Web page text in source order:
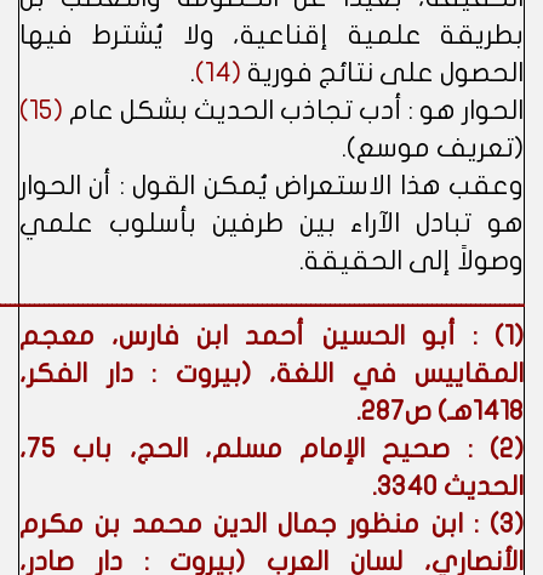
بطريقة علمية إقناعية، ولا يُشترط فيها
الحصول على نتائج فورية (14)
.
الحوار هو : أدب تجاذب الحديث بشكل عام (15)
(تعريف موسع).
وعقب هذا الاستعراض يُمكن القول : أن الحوار
هو تبادل الآراء بين طرفين بأسلوب علمي
وصولاً إلى الحقيقة.
(1) : أبو الحسين أحمد ابن فارس، معجم
المقاييس في اللغة، (بيروت : دار الفكر،
1418هـ) ص287.
(2) : صحيح الإمام مسلم، الحج، باب 75،
الحديث 3340.
(3) : ابن منظور جمال الدين محمد بن مكرم
الأنصاري، لسان العرب (بيروت : دار صادر،